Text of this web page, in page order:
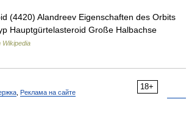
(4420) Alandreev Eigenschaften des Orbits
Hauptgürtelasteroid Große Halbachse
Wikipedia
18+
Реклама на сайте